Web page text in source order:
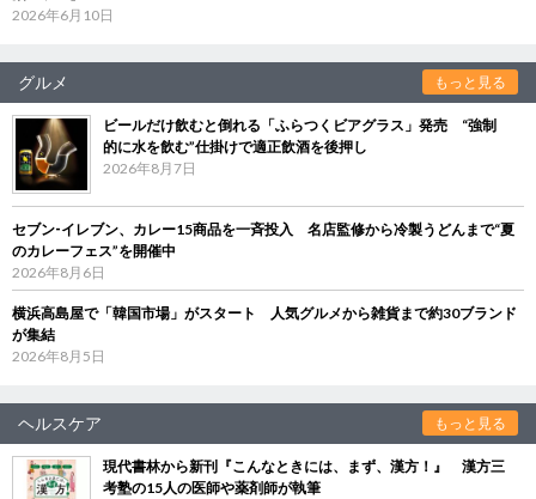
2026年6月10日
グルメ もっと見る
ビールだけ飲むと倒れる「ふらつくビアグラス」発売 “強制
的に水を飲む”仕掛けで適正飲酒を後押し
2026年8月7日
セブン‐イレブン、カレー15商品を一斉投入 名店監修から冷製うどんまで“夏
のカレーフェス”を開催中
2026年8月6日
横浜高島屋で「韓国市場」がスタート 人気グルメから雑貨まで約30ブランド
が集結
2026年8月5日
ヘルスケア もっと見る
現代書林から新刊『こんなときには、まず、漢方！』 漢方三
考塾の15人の医師や薬剤師が執筆